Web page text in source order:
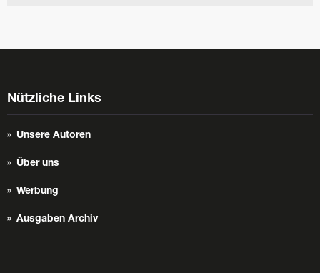
Nützliche Links
Unsere Autoren
Über uns
Werbung
Ausgaben Archiv